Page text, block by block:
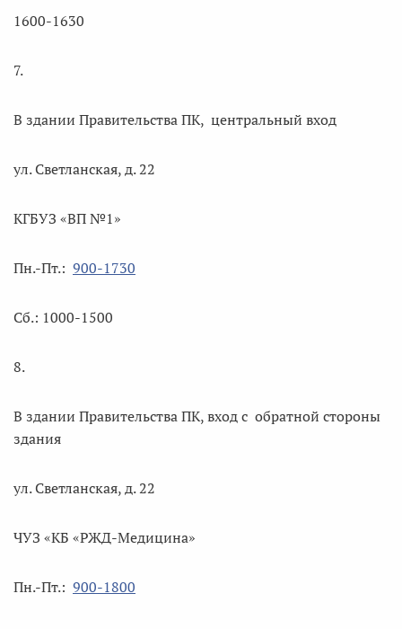
1600-1630
7.
В здании Правительства ПК, центральный вход
ул. Светланская, д. 22
КГБУЗ «ВП №1»
Пн.-Пт.: 900-1730
Сб.: 1000-1500
8.
В здании Правительства ПК, вход с обратной стороны
здания
ул. Светланская, д. 22
ЧУЗ «КБ «РЖД-Медицина»
Пн.-Пт.: 900-1800